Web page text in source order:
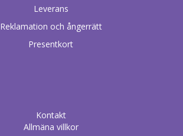
Leverans
Reklamation och ångerrätt
Presentkort
Kontakt
Allmäna villkor